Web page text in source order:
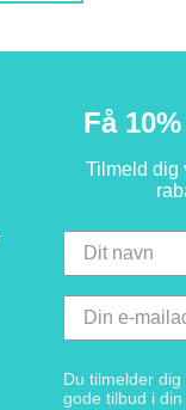
Få
Tilmeld dig
Du tilmelder
gode tilbud i